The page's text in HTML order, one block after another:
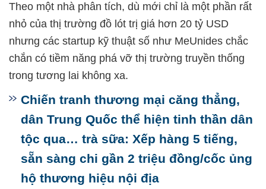
Theo một nhà phân tích, dù mới chỉ là một phần rất
nhỏ của thị trường đồ lót trị giá hơn 20 tỷ USD
nhưng các startup kỹ thuật số như MeUnides chắc
chắn có tiềm năng phá vỡ thị trường truyền thống
trong tương lai không xa.
Chiến tranh thương mại căng thẳng,
dân Trung Quốc thể hiện tinh thần dân
tộc qua… trà sữa: Xếp hàng 5 tiếng,
sẵn sàng chi gần 2 triệu đồng/cốc ủng
hộ thương hiệu nội địa